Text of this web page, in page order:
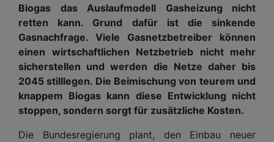
Biogas das Auslaufmodell Gasheizung nicht
retten kann. Grund dafür ist die sinkende
Gasnachfrage. Viele Gasnetzbetreiber können
einen wirtschaftlichen Netzbetrieb nicht mehr
sicherstellen und werden die Netze daher bis
2045 stilllegen. Die Beimischung von teurem und
knappem Biogas kann diese Entwicklung nicht
stoppen, sondern sorgt für zusätzliche Kosten.
Die Bundesregierung plant, den Einbau neuer